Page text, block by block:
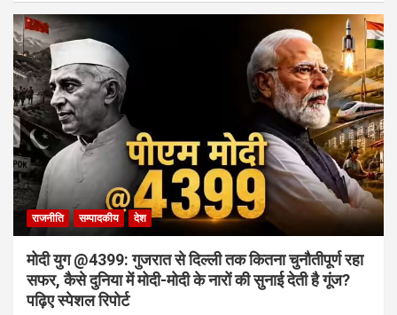
राजनीति सम्पादकीय देश
मोदी युग @4399: गुजरात से दिल्ली तक कितना चुनौतीपूर्ण रहा
सफर, कैसे दुनिया में मोदी-मोदी के नारों की सुनाई देती है गूंज?
पढ़िए स्पेशल रिपोर्ट